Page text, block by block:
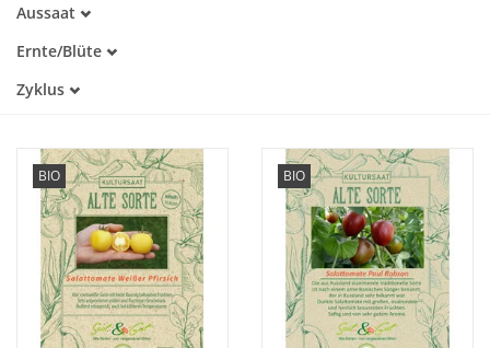
Katalog
Alte Sorte
Trockenheitstolerant
Lichtkeimer
Aussaat
März
April
Ernte/Blüte
August
Oktober
Zyklus
BIO BIO